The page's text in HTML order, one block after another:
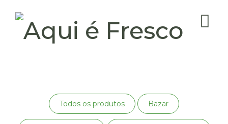
Todos os produtos Bazar